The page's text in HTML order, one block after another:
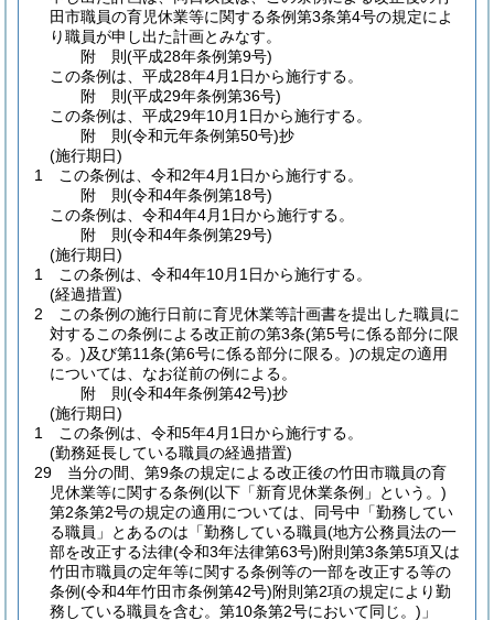
田市職員の育児休業等に関する条例第3条第4号の規定によ
り職員が申し出た計画とみなす。
附 則(平成28年条例第9号)
この条例は、平成28年4月1日から施行する。
附 則(平成29年条例第36号)
この条例は、平成29年10月1日から施行する。
附 則(令和元年条例第50号)抄
(施行期日)
1
この条例は、令和2年4月1日から施行する。
附 則(令和4年条例第18号)
この条例は、令和4年4月1日から施行する。
附 則(令和4年条例第29号)
(施行期日)
1
この条例は、令和4年10月1日から施行する。
(経過措置)
2
この条例の施行日前に育児休業等計画書を提出した職員に
対するこの条例による改正前の第3条(第5号に係る部分に限
る。)及び第11条(第6号に係る部分に限る。)の規定の適用
については、なお従前の例による。
附 則(令和4年条例第42号)抄
(施行期日)
1
この条例は、令和5年4月1日から施行する。
(勤務延長している職員の経過措置)
29
当分の間、第9条の規定による改正後の竹田市職員の育
児休業等に関する条例(以下「新育児休業条例」という。)
第2条第2号の規定の適用については、同号中「勤務してい
る職員」とあるのは「勤務している職員(地方公務員法の一
部を改正する法律(令和3年法律第63号)附則第3条第5項又は
竹田市職員の定年等に関する条例等の一部を改正する等の
条例(令和4年竹田市条例第42号)附則第2項の規定により勤
務している職員を含む。第10条第2号において同じ。) 」